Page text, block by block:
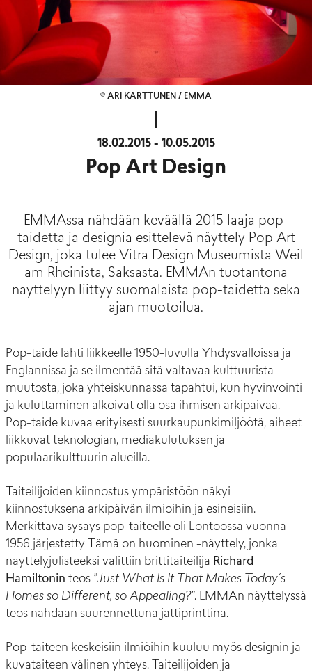
© ARI KARTTUNEN / EMMA
18.02.2015 - 10.05.2015
Pop Art Design
EMMAssa nähdään keväällä 2015 laaja pop-
taidetta ja designia esittelevä näyttely Pop Art
Design, joka tulee Vitra Design Museumista Weil
am Rheinista, Saksasta. EMMAn tuotantona
näyttelyyn liittyy suomalaista pop-taidetta sekä
ajan muotoilua.
Pop-taide lähti liikkeelle 1950-luvulla Yhdysvalloissa ja
Englannissa ja se ilmentää sitä valtavaa kulttuurista
muutosta, joka yhteiskunnassa tapahtui, kun hyvinvointi
ja kuluttaminen alkoivat olla osa ihmisen arkipäivää.
Pop-taide kuvaa erityisesti suurkaupunkimiljöötä, aiheet
liikkuvat teknologian, mediakulutuksen ja
populaarikulttuurin alueilla.
Taiteilijoiden kiinnostus ympäristöön näkyi
kiinnostuksena arkipäivän ilmiöihin ja esineisiin.
Merkittävä sysäys pop-taiteelle oli Lontoossa vuonna
1956 järjestetty Tämä on huominen -näyttely, jonka
näyttelyjulisteeksi valittiin brittitaiteilija Richard
Hamiltonin teos ”Just What Is It That Makes Today´s
Homes so Different, so Appealing?”. EMMAn näyttelyssä
teos nähdään suurennettuna jättiprinttinä.
Pop-taiteen keskeisiin ilmiöihin kuuluu myös designin ja
kuvataiteen välinen yhteys. Taiteilijoiden ja